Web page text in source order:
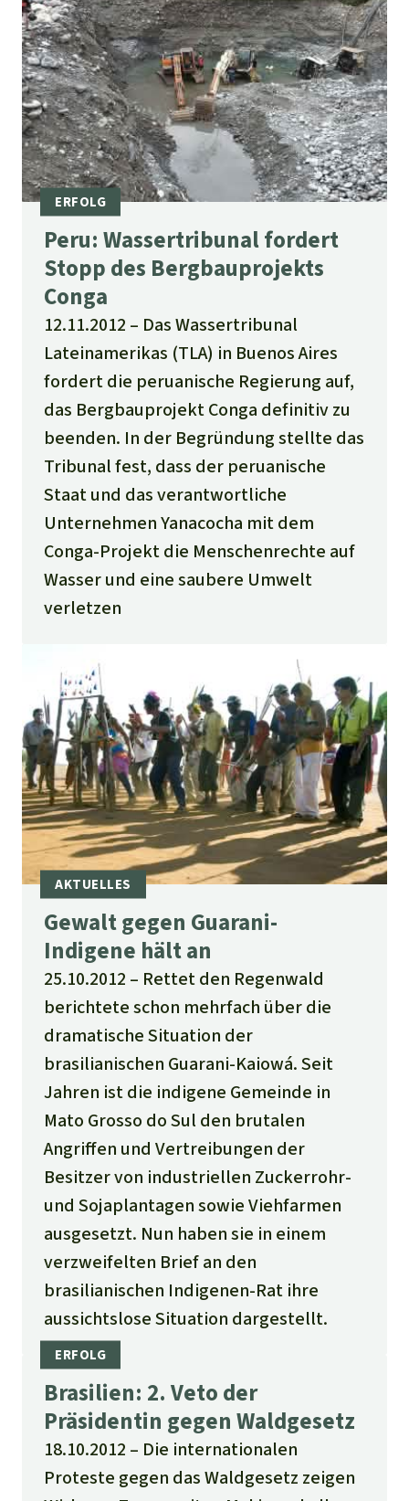
Peru: Wassertribunal fordert
Stopp des Bergbauprojekts
Conga
12.11.2012
Das Wassertribunal
Lateinamerikas (TLA) in Buenos Aires
fordert die peruanische Regierung auf,
das Bergbauprojekt Conga definitiv zu
beenden. In der Begründung stellte das
Tribunal fest, dass der peruanische
Staat und das verantwortliche
Unternehmen Yanacocha mit dem
Conga-Projekt die Menschenrechte auf
Wasser und eine saubere Umwelt
verletzen
Gewalt gegen Guarani-
Indigene hält an
25.10.2012
Rettet den Regenwald
berichtete schon mehrfach über die
dramatische Situation der
brasilianischen Guarani-Kaiowá. Seit
Jahren ist die indigene Gemeinde in
Mato Grosso do Sul den brutalen
Angriffen und Vertreibungen der
Besitzer von industriellen Zuckerrohr-
und Sojaplantagen sowie Viehfarmen
ausgesetzt. Nun haben sie in einem
verzweifelten Brief an den
brasilianischen Indigenen-Rat ihre
aussichtslose Situation dargestellt.
Brasilien: 2. Veto der
Präsidentin gegen Waldgesetz
18.10.2012
Die internationalen
Proteste gegen das Waldgesetz zeigen